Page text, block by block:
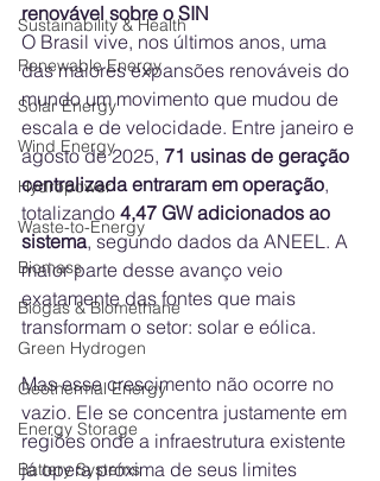
Sustainability & Health
Renewable Energy
Solar Energy
Wind Energy
Hydropower
Waste-to-Energy
Biomass
Biogas & Biomethane
Green Hydrogen
Geothermal Energy
Energy Storage
Battery Systems
renovável sobre o SIN
O Brasil vive, nos últimos anos, uma
das maiores expansões renováveis do
mundo um movimento que mudou de
escala e de velocidade. Entre janeiro e
agosto de 2025, 71 usinas de geração
centralizada entraram em operação,
totalizando 4,47 GW adicionados ao
sistema, segundo dados da ANEEL. A
maior parte desse avanço veio
exatamente das fontes que mais
transformam o setor: solar e eólica.
Mas esse crescimento não ocorre no
vazio. Ele se concentra justamente em
regiões onde a infraestrutura existente
já opera próxima de seus limites